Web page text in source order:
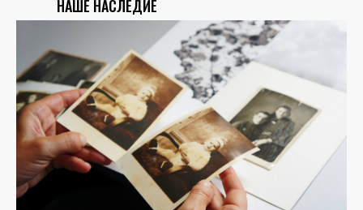
НАШЕ НАСЛЕДИЕ